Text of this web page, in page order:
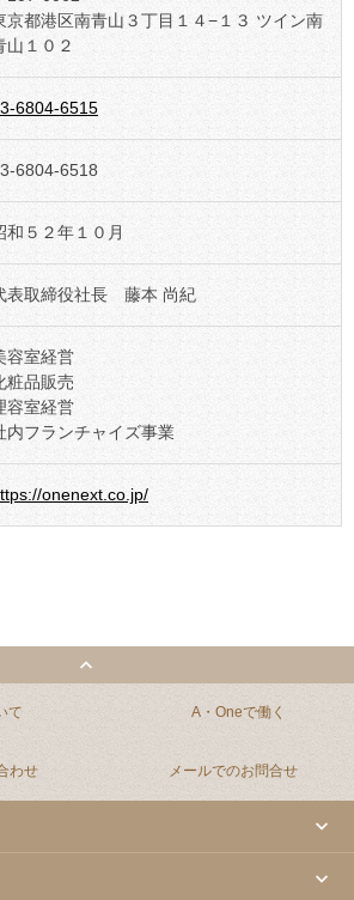
京都港区南青山３丁目１４−１３ ツイン南
山１０２
6804-6515
6804-6518
和５２年１０月
表取締役社長 藤本 尚紀
容室経営
粧品販売
容室経営
内フランチャイズ事業
onenext.co.jp/
て A・Oneで働く
わせ メールでのお問合せ